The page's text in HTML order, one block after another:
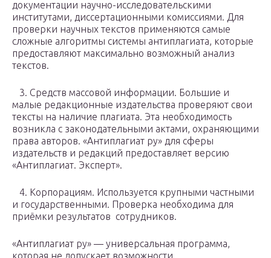
документации научно-исследовательскими
институтами, диссертационными комиссиями. Для
проверки научных текстов применяются самые
сложные алгоритмы системы антиплагиата, которые
предоставляют максимально возможный анализ
текстов.
3. Средств массовой информации. Большие и
малые редакционные издательства проверяют свои
тексты на наличие плагиата. Эта необходимость
возникла с законодательными актами, охраняющими
права авторов. «Антиплагиат ру» для сферы
издательств и редакций предоставляет версию
«Антиплагиат. Эксперт».
4. Корпорациям. Используется крупными частными
и государственными. Проверка необходима для
приёмки результатов сотрудников.
«Антиплагиат ру» — универсальная программа,
которая не допускает возможности